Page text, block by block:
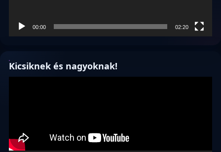
00:00 02:20
Kicsiknek és nagyoknak!